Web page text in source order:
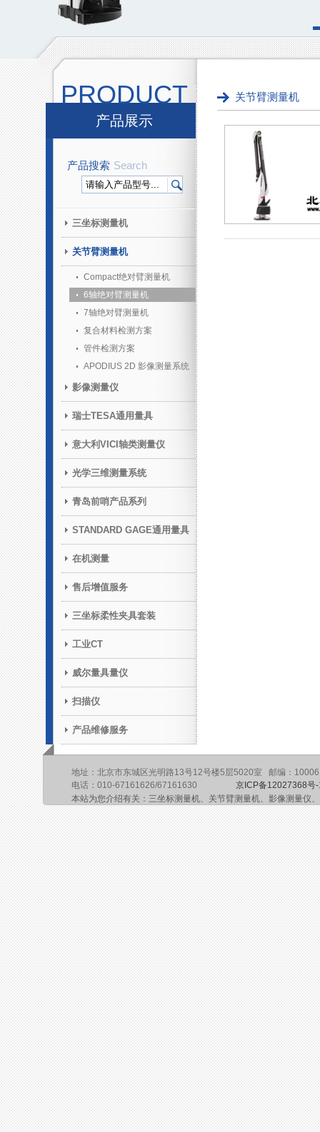
PRODUCT
产品展示
产品搜索 Search
三坐标测量机
关节臂测量机
Compact绝对臂测量机
6轴绝对臂测量机
7轴绝对臂测量机
复合材料检测方案
管件检测方案
APODIUS 2D 影像测量系统
影像测量仪
瑞士TESA通用量具
意大利VICI轴类测量仪
光学三维测量系统
青岛前哨产品系列
STANDARD GAGE通用量具
在机测量
售后增值服务
三坐标柔性夹具套装
工业CT
威尔量具量仪
扫描仪
产品维修服务
关节臂测量机
地址：北京市东城区光明路13号12号楼5层5020室 邮编：
电话：010-67161626/67161630 京ICP备12027368号
本站为您介绍有关：三坐标测量机、关节臂测量机、影像测量仪